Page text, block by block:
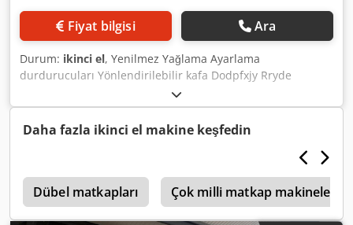
Fiyat bilgisi Ara
Durum: ikinci el, Yenilmez Yağlama Ayarlama
durdurucuları Yönlendirilebilir kafa Dodpfxjy Rryde
Daha fazla ikinci el makine keşfedin
Dübel matkapları Çok milli matkap makineleri